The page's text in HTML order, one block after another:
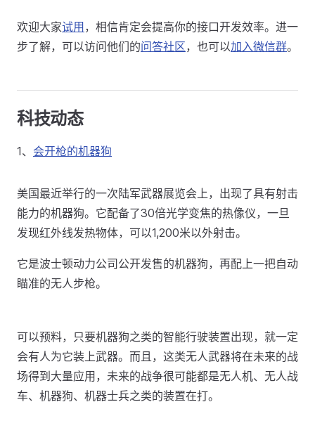
欢迎大家试用 ，相信肯定会提高你的接口开发效率。进一
步了解，可以访问他们的问答社区，也可以加入微信群。
科技动态
1、 会开枪的机器狗
美国最近举行的一次陆军武器展览会上，出现了具有射击
能力的机器狗。它配备了30倍光学变焦的热像仪，一旦
发现红外线发热物体，可以1,200米以外射击。
它是波士顿动力公司公开发售的机器狗，再配上一把自动
瞄准的无人步枪。
可以预料，只要机器狗之类的智能行驶装置出现，就一定
会有人为它装上武器。而且，这类无人武器将在未来的战
场得到大量应用，未来的战争很可能都是无人机、无人战
车、机器狗、机器士兵之类的装置在打。